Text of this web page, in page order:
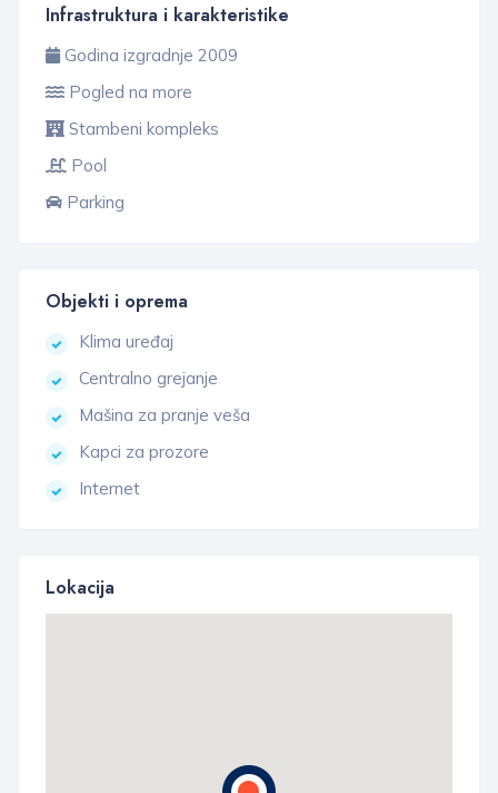
Infrastruktura i karakteristike
Godina izgradnje 2009
Pogled na more
Stambeni kompleks
Pool
Parking
Objekti i oprema
Klima uređaj
Centralno grejanje
Mašina za pranje veša
Kapci za prozore
Internet
Lokacija